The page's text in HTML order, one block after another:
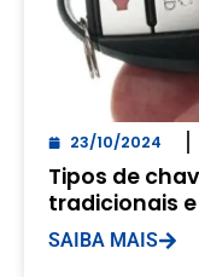
23/10/2024
Tipos de
tradicionais
SAIBA MAIS